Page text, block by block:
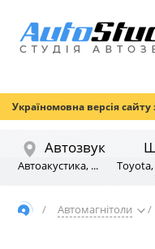
Україномовна версія
Автозвук
Автоакустика, ... Toyota,
/ Автомагнітоли /